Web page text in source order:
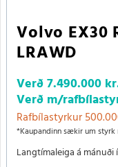
Volvo EX30
LRAWD
Verð7.490.000
Verð m/
Rafbílastyrkur
*Kaupandinn sækir um styrk
Langtímaleiga á mánuði